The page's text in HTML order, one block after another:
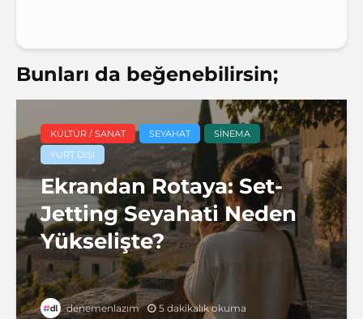
Bunları da beğenebilirsin;
KÜLTÜR / SANAT SEYAHAT
SINEMA
YURT DIŞI
Ekrandan Rotaya: Set-
Jetting Seyahati Neden
Yükselişte?
denemenlazım 5 dakikalık okuma